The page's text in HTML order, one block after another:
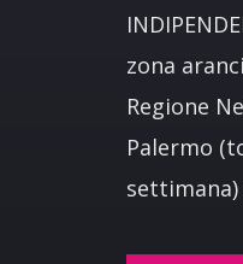
zona
Regione
Palermo